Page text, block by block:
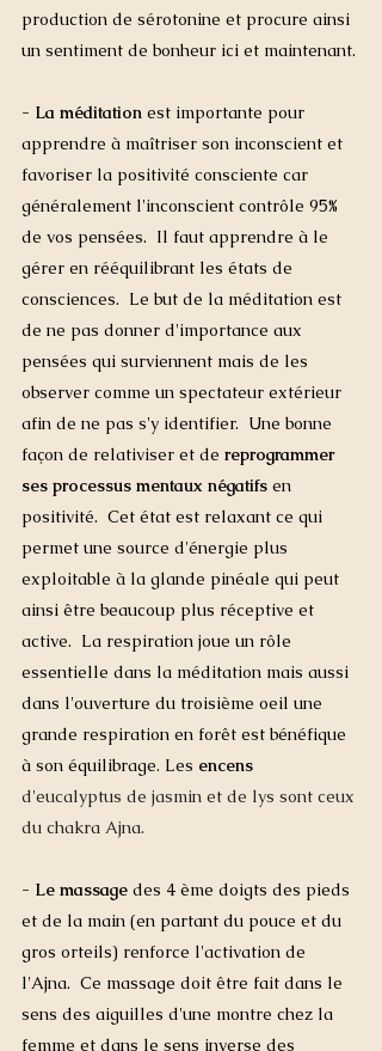
production de sérotonine et procure ainsi
un sentiment de bonheur ici et maintenant.
- La méditation est importante pour
apprendre à maîtriser son inconscient et
favoriser la positivité consciente car
généralement l'inconscient contrôle 95%
de vos pensées.  Il faut apprendre à le
gérer en rééquilibrant les états de
consciences.  Le but de la méditation est
de ne pas donner d'importance aux
pensées qui surviennent mais de les
observer comme un spectateur extérieur
afin de ne pas s'y identifier.  Une bonne
façon de relativiser et de reprogrammer
ses processus mentaux négatifs en
positivité.  Cet état est relaxant ce qui
permet une source d'énergie plus
exploitable à la glande pinéale qui peut
ainsi être beaucoup plus réceptive et
active.  La respiration joue un rôle
essentielle dans la méditation mais aussi
dans l'ouverture du troisième oeil une
grande respiration en forêt est bénéfique
à son équilibrage. Les encens
d'eucalyptus de jasmin et de lys sont ceux
du chakra Ajna.
- Le massage des 4 ème doigts des pieds
et de la main (en partant du pouce et du
gros orteils) renforce l'activation de
l'Ajna.  Ce massage doit être fait dans le
sens des aiguilles d'une montre chez la
femme et dans le sens inverse des